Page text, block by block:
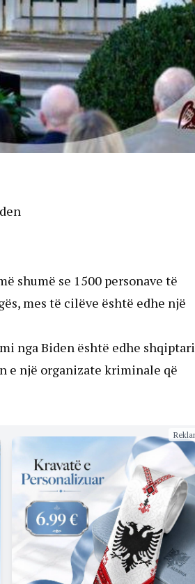
shumë se 1500 personave të
mes të cilëve është edhe një
nga Biden është edhe shqiptari
e një organizate kriminale që